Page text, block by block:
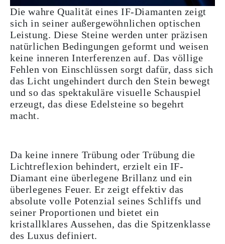
Die wahre Qualität eines IF-Diamanten zeigt
sich in seiner außergewöhnlichen optischen
Leistung. Diese Steine werden unter präzisen
natürlichen Bedingungen geformt und weisen
keine inneren Interferenzen auf. Das völlige
Fehlen von Einschlüssen sorgt dafür, dass sich
das Licht ungehindert durch den Stein bewegt
und so das spektakuläre visuelle Schauspiel
erzeugt, das diese Edelsteine so begehrt
macht.
Da keine innere Trübung oder Trübung die
Lichtreflexion behindert, erzielt ein IF-
Diamant eine überlegene Brillanz und ein
überlegenes Feuer. Er zeigt effektiv das
absolute volle Potenzial seines Schliffs und
seiner Proportionen und bietet ein
kristallklares Aussehen, das die Spitzenklasse
des Luxus definiert.